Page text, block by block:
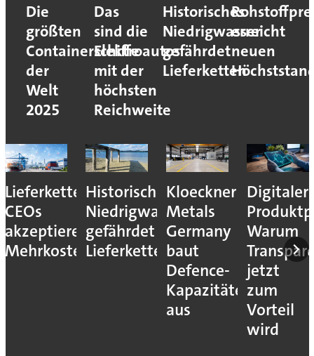
Die
größten
Containerschiffe
der
Welt
2025
Das
sind die
Elektroautos
mit der
höchsten
Reichweite
Historisches
Niedrigwasser
gefährdet
Lieferketten
erreicht
neuen
Lieferkettenresilienz:
CEOs
akzeptieren
Mehrkosten
Historisches
Niedrigwasser
gefährdet
Lieferketten
Kloeckner
Metals
Germany
baut
Defence-
Kapazitäten
aus
Digitaler
Warum
jetzt
zum
Vorteil
wird